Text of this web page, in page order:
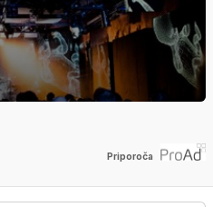
Priporoča